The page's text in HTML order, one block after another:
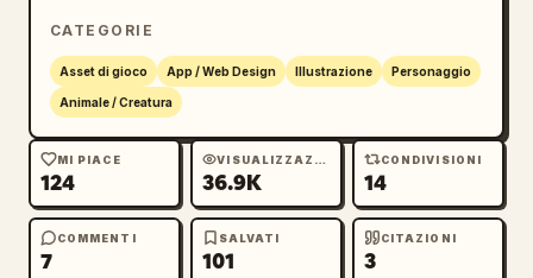
espressivi, pelo marrone chiaro e crema,
accessorio rosa sulla testa, coda da sirena
color verde acqua, in una posa giocosa e
destro, aggiungi un leggero indicatore
circolare tratteggiato sopra l'ambiente.
Sovrapponi un'interfaccia utente per giochi
mobile in cinese: in alto a sinistra, due
pulsanti bianchi arrotondati, uno con la
CATEGORIE
Asset di gioco App / Web Design Illustrazione Personaggio
Animale / Creatura
MI PIACE
124
VISUALIZZAZIONI
36.9K
CONDIVISIONI
14
COMMENTI
7
SALVATI
101
CITAZIONI
3